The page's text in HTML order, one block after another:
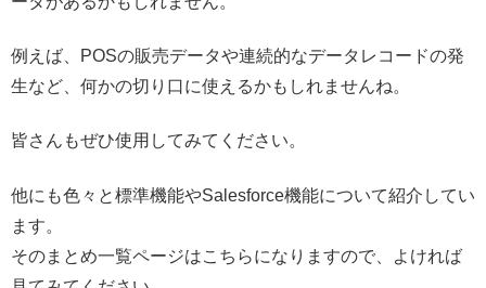
例えば、POSの販売データや連続的なデータレコードの発
生など、何かの切り口に使えるかもしれませんね。
皆さんもぜひ使用してみてください。
他にも色々と標準機能やSalesforce機能について紹介してい
ます。
そのまとめ一覧ページはこちらになりますので、よければ